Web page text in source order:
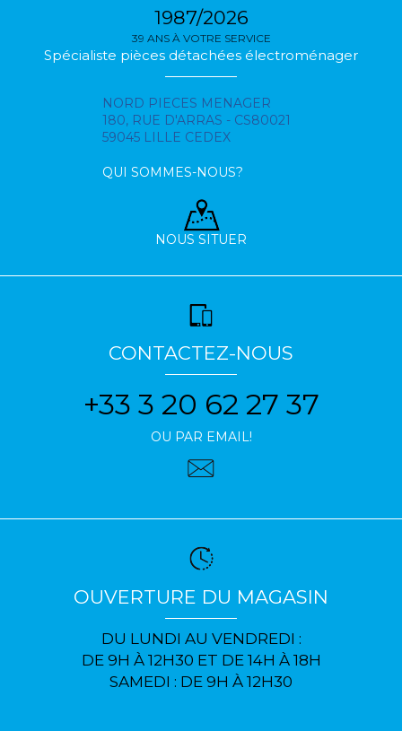
1987/2026
39 ANS À VOTRE SERVICE
Spécialiste pièces détachées électroménager
NORD PIECES MENAGER
180, RUE D'ARRAS - CS80021
59045 LILLE CEDEX
QUI SOMMES-NOUS?
NOUS SITUER
CONTACTEZ-NOUS
+33 3 20 62 27 37
OU PAR EMAIL!
OUVERTURE DU MAGASIN
DU LUNDI AU VENDREDI :
DE 9H À 12H30 ET DE 14H À 18H
SAMEDI : DE 9H À 12H30